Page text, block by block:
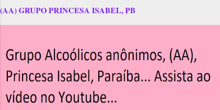
(AA) GRUPO PRINCESA ISABEL, PB